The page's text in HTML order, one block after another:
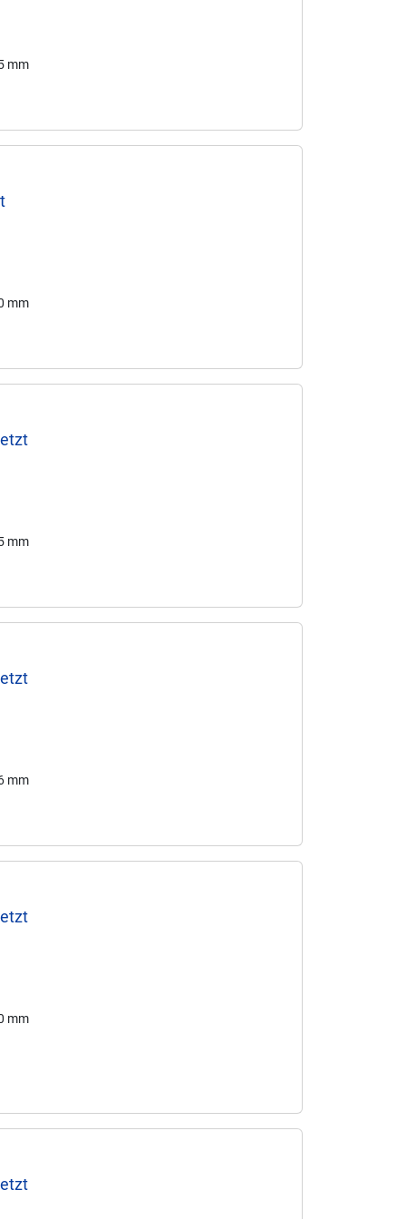
mm
mm
mm
mm
mm